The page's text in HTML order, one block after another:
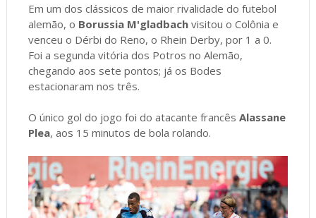
Em um dos clássicos de maior rivalidade do futebol
alemão, o Borussia M'gladbachvisitou o Colônia e
venceu o Dérbi do Reno, o Rhein Derby, por 1 a 0.
Foi a segunda vitória dos Potros no Alemão,
chegando aos sete pontos; já os Bodes
estacionaram nos três.
O único gol do jogo foi do atacante francês Alassane
Plea, aos 15 minutos de bola rolando.